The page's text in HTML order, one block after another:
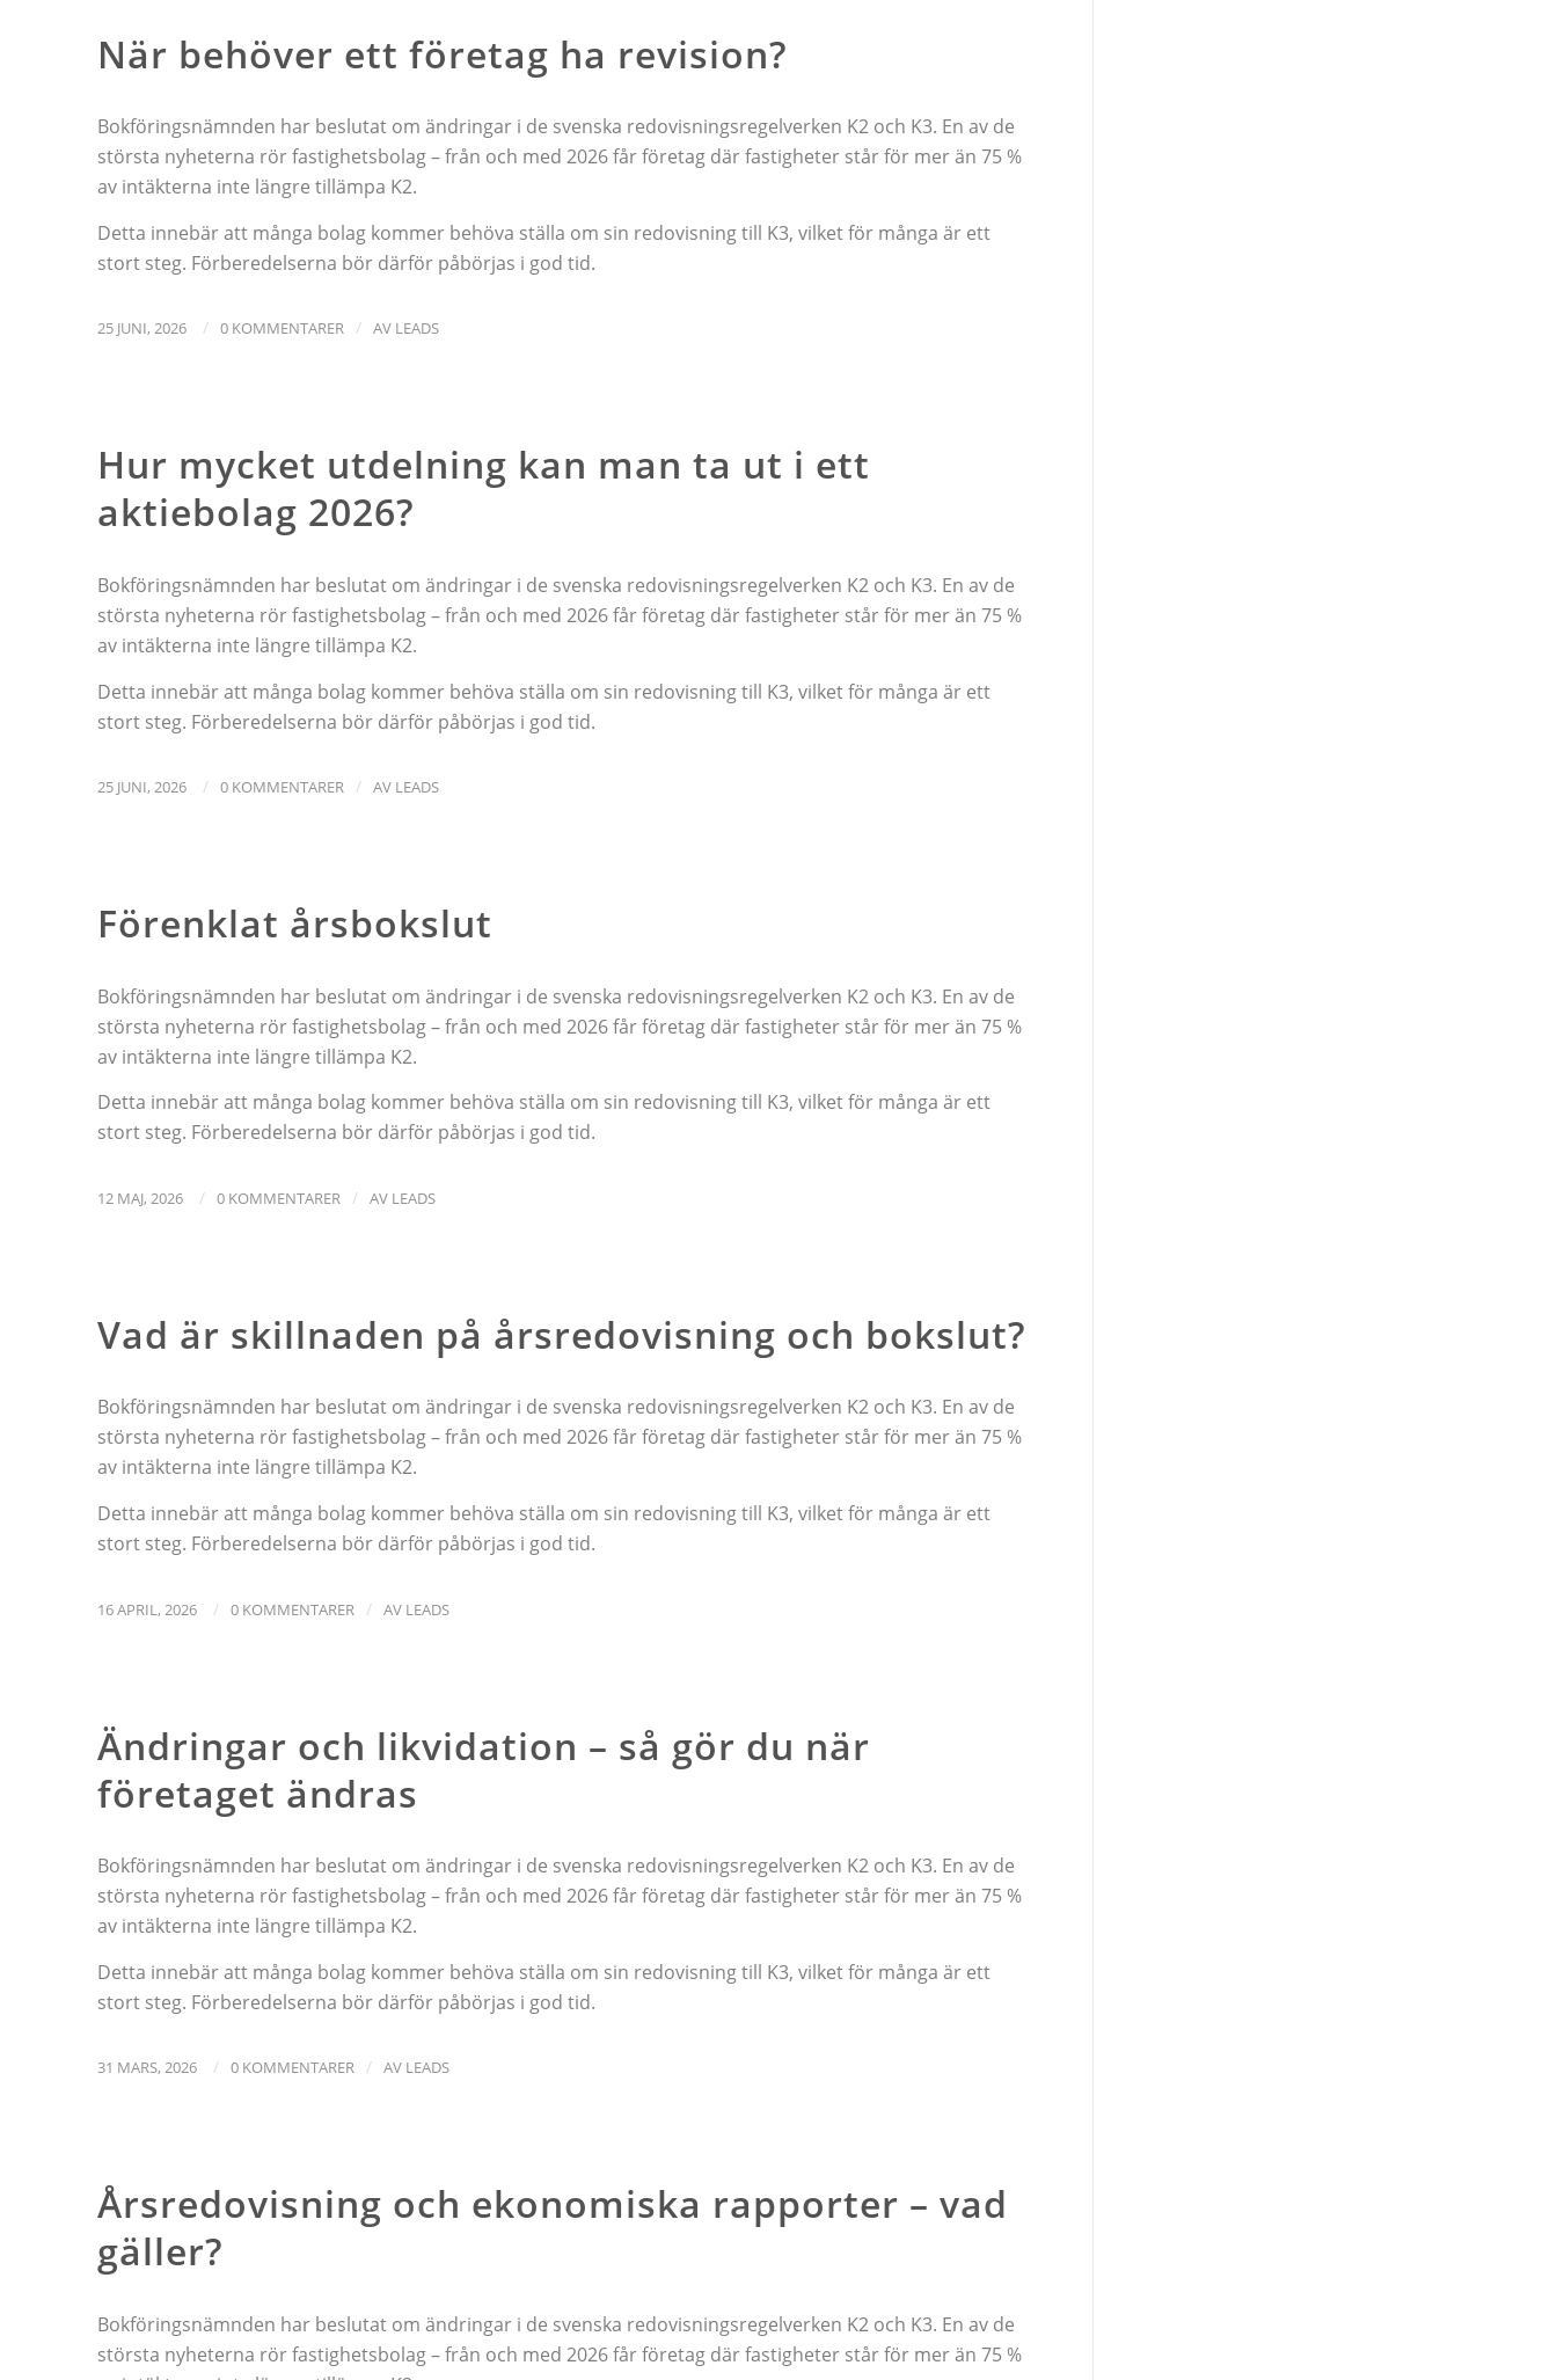
När behöver ett företag ha revision?
Bokföringsnämnden har beslutat om ändringar i de svenska redovisningsregelverken K2 och K3. En av de
största nyheterna rör fastighetsbolag – från och med 2026 får företag där fastigheter står för mer än 75 %
av intäkterna inte längre tillämpa K2.
Detta innebär att många bolag kommer behöva ställa om sin redovisning till K3, vilket för många är ett
stort steg. Förberedelserna bör därför påbörjas i god tid.
25 JUNI, 2026 / 0 KOMMENTARER / AV LEADS
Hur mycket utdelning kan man ta ut i ett
aktiebolag 2026?
Bokföringsnämnden har beslutat om ändringar i de svenska redovisningsregelverken K2 och K3. En av de
största nyheterna rör fastighetsbolag – från och med 2026 får företag där fastigheter står för mer än 75 %
av intäkterna inte längre tillämpa K2.
Detta innebär att många bolag kommer behöva ställa om sin redovisning till K3, vilket för många är ett
stort steg. Förberedelserna bör därför påbörjas i god tid.
25 JUNI, 2026 / 0 KOMMENTARER / AV LEADS
Förenklat årsbokslut
Bokföringsnämnden har beslutat om ändringar i de svenska redovisningsregelverken K2 och K3. En av de
största nyheterna rör fastighetsbolag – från och med 2026 får företag där fastigheter står för mer än 75 %
av intäkterna inte längre tillämpa K2.
Detta innebär att många bolag kommer behöva ställa om sin redovisning till K3, vilket för många är ett
stort steg. Förberedelserna bör därför påbörjas i god tid.
12 MAJ, 2026 / 0 KOMMENTARER / AV LEADS
Vad är skillnaden på årsredovisning och bokslut?
Bokföringsnämnden har beslutat om ändringar i de svenska redovisningsregelverken K2 och K3. En av de
största nyheterna rör fastighetsbolag – från och med 2026 får företag där fastigheter står för mer än 75 %
av intäkterna inte längre tillämpa K2.
Detta innebär att många bolag kommer behöva ställa om sin redovisning till K3, vilket för många är ett
stort steg. Förberedelserna bör därför påbörjas i god tid.
16 APRIL, 2026 / 0 KOMMENTARER / AV LEADS
Ändringar och likvidation – så gör du när
företaget ändras
Bokföringsnämnden har beslutat om ändringar i de svenska redovisningsregelverken K2 och K3. En av de
största nyheterna rör fastighetsbolag – från och med 2026 får företag där fastigheter står för mer än 75 %
av intäkterna inte längre tillämpa K2.
Detta innebär att många bolag kommer behöva ställa om sin redovisning till K3, vilket för många är ett
stort steg. Förberedelserna bör därför påbörjas i god tid.
31 MARS, 2026 / 0 KOMMENTARER / AV LEADS
Årsredovisning och ekonomiska rapporter – vad
gäller?
Bokföringsnämnden har beslutat om ändringar i de svenska redovisningsregelverken K2 och K3. En av de
största nyheterna rör fastighetsbolag – från och med 2026 får företag där fastigheter står för mer än 75 %